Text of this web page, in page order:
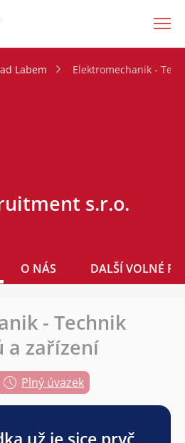
Labem Elektromechanik -
s.r.o.
O NÁS DALŠÍ VOLNÉ
- Technik
a zařízení
Plný úvazek